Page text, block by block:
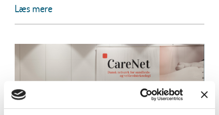
Læs mere